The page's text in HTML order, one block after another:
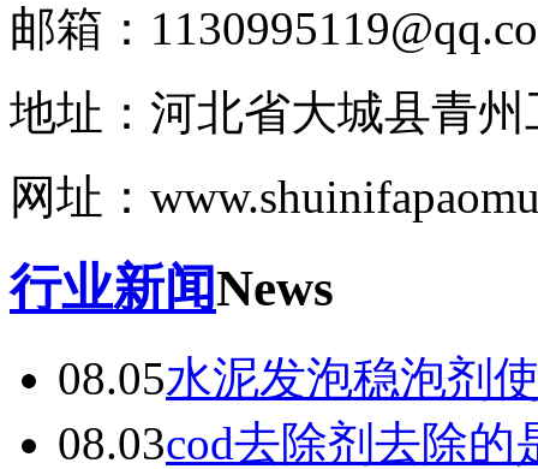
邮箱：
地址：河北省大城县青州
网址：
行业新闻News
08.05水泥发泡稳泡剂
08.03cod去除剂去除的